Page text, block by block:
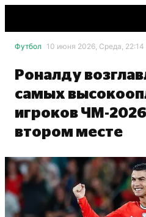
Футбол 10 июня 2026, Среда, 22:14
Роналду
самых
игроков ЧМ-
втором месте